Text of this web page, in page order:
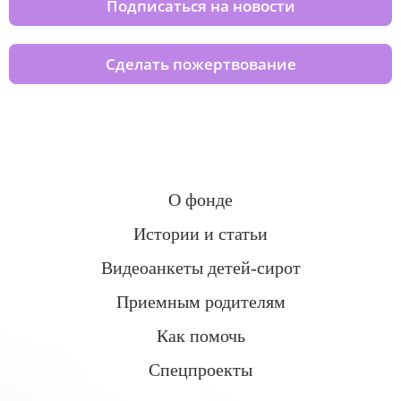
Подписаться на новости
Сделать пожертвование
О фонде
Истории и статьи
Видеоанкеты детей-сирот
Приемным родителям
Как помочь
Спецпроекты